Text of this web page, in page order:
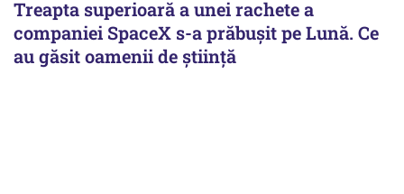
Treapta superioară a unei rachete a
companiei SpaceX s-a prăbușit pe Lună. Ce
au găsit oamenii de știință